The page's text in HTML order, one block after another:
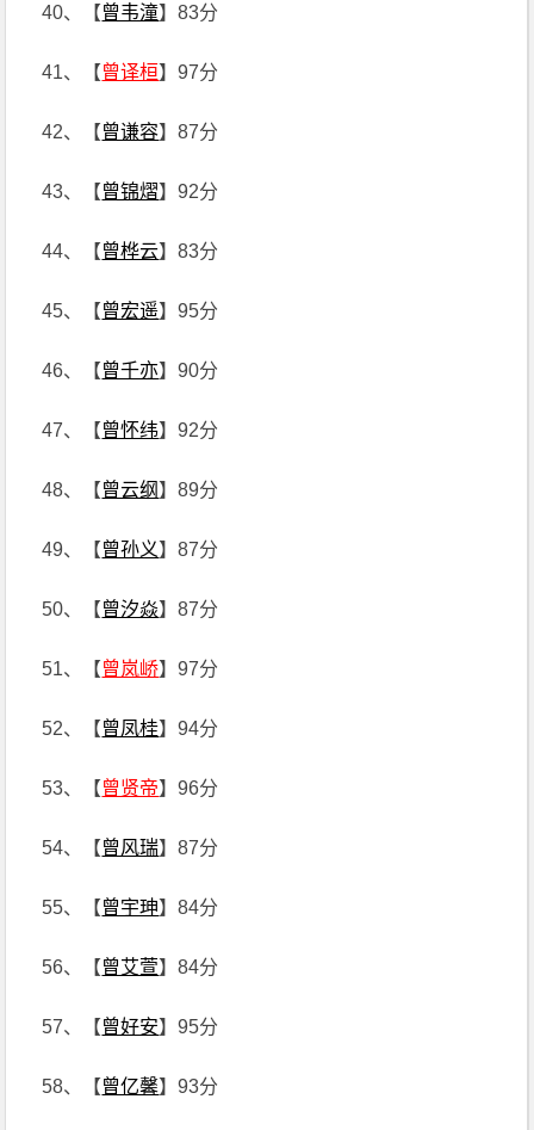
40、【曾韦潼】83分
41、【曾译桓】97分
42、【曾谦容】87分
43、【曾锦熠】92分
44、【曾桦云】83分
45、【曾宏遥】95分
46、【曾千亦】90分
47、【曾怀纬】92分
48、【曾云纲 】89分
49、【曾孙义】87分
50、【曾汐焱】87分
51、【曾岚峤】97分
52、【曾凤桂】94分
53、【曾贤帝】96分
54、【曾风瑞】87分
55、【曾宇珅】84分
56、【曾艾萱】84分
57、【曾好安】95分
58、【曾亿馨】93分